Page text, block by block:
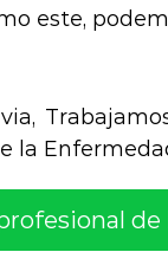
este,
la
de